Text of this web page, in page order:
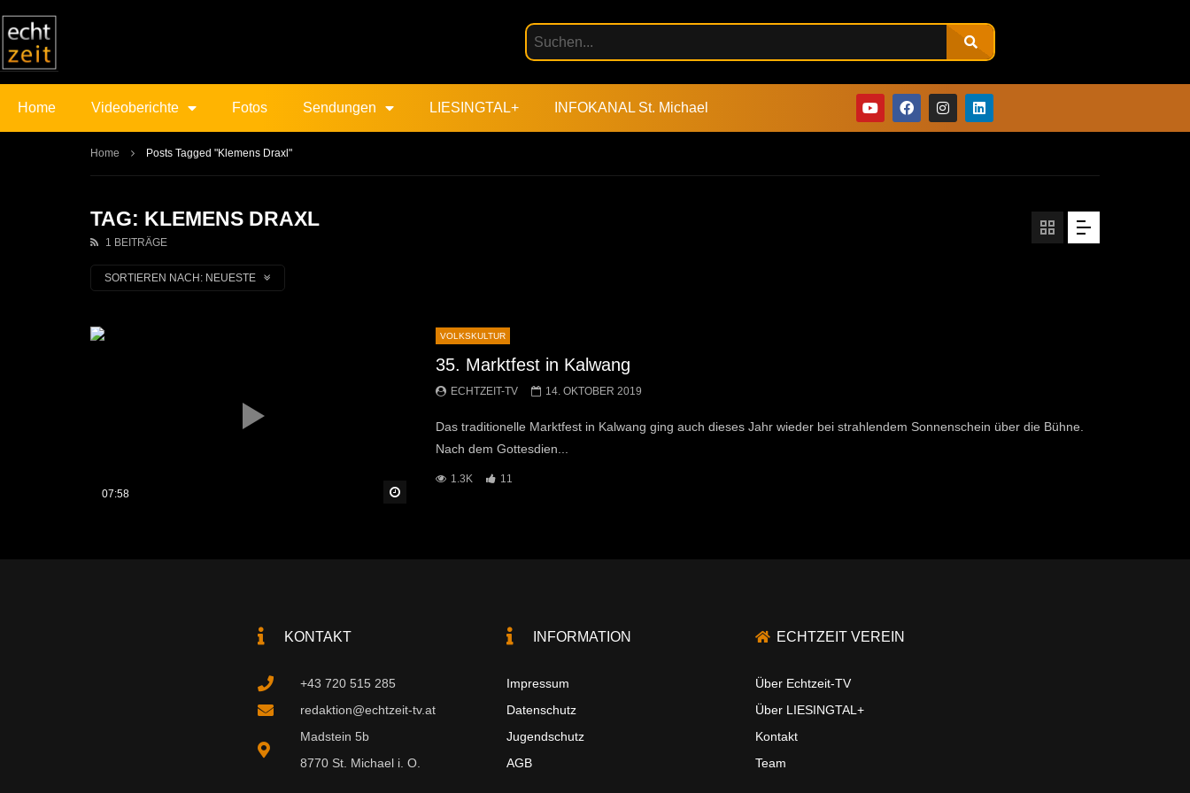
Home Videoberichte Fotos Sendungen LIESINGTAL+ INFOKANAL St. Michael
Home Posts Tagged "Klemens Draxl"
TAG: KLEMENS DRAXL
1 BEITRÄGE
SORTIEREN NACH: NEUESTE
07:58
VOLKSKULTUR
35. Marktfest in Kalwang
ECHTZEIT-TV 14. OKTOBER 2019
Das traditionelle Marktfest in Kalwang ging auch dieses Jahr wieder bei strahlendem Sonnenschein über die Bühne.
Nach dem Gottesdien...
1.3K 11
KONTAKT
+43 720 515 285
redaktion@echtzeit-tv.at
Madstein 5b
8770 St. Michael i. O.
INFORMATION
Impressum
Datenschutz
Jugendschutz
AGB
ECHTZEIT VEREIN
Über Echtzeit-TV
Über LIESINGTAL+
Kontakt
Team